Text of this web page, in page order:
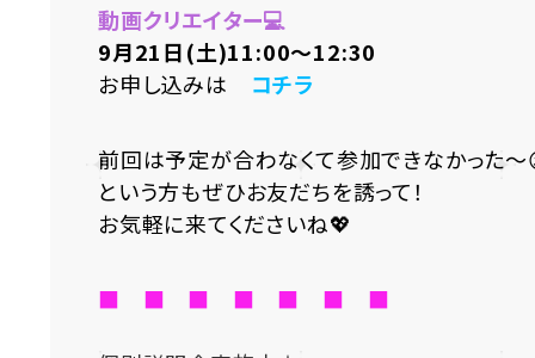
動画クリエイター💻
9月21日(土)11:00～12:30
お申し込みは コチラ
前回は予定が合わなくて参加できなかった
という方もぜひお友だちを誘って！
お気軽に来てくださいね💖
■ ■ ■ ■ ■ ■ ■